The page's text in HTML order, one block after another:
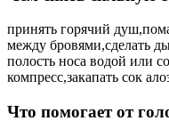
принять горячий
между бровями,сделать
полость носа водой или
компресс,закапать сок
Что помогает от